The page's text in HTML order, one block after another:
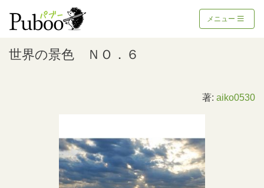
メニュー
世界の景色 ＮＯ．６
著: aiko0530